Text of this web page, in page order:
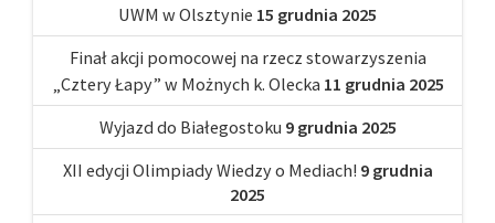
UWM w Olsztynie 15 grudnia 2025
Finał akcji pomocowej na rzecz stowarzyszenia
„Cztery Łapy” w Możnych k. Olecka 11 grudnia 2025
Wyjazd do Białegostoku 9 grudnia 2025
XII edycji Olimpiady Wiedzy o Mediach! 9 grudnia
2025